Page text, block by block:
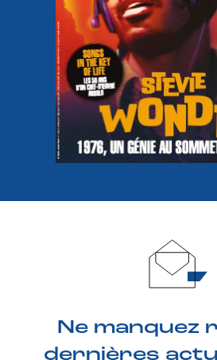
Ne manquez
dernières